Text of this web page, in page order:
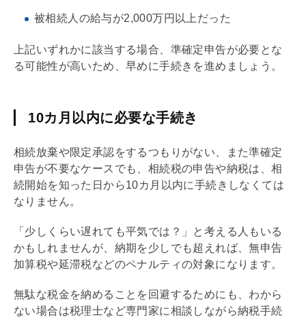
被相続人の給与が2,000万円以上だった
上記いずれかに該当する場合、準確定申告が必要とな
る可能性が高いため、早めに手続きを進めましょう。
10カ月以内に必要な手続き
相続放棄や限定承認をするつもりがない、また準確定
申告が不要なケースでも、 相続税の申告や納税は、相
続開始を知った日から10カ月以内に手続きしなくては
なりません。
「少しくらい遅れても平気では？」と考える人もいる
かもしれませんが、納期を少しでも超えれば、無申告
加算税や延滞税などのペナルティの対象になります。
無駄な税金を納めることを回避するためにも、わから
ない場合は税理士など専門家に相談しながら納税手続